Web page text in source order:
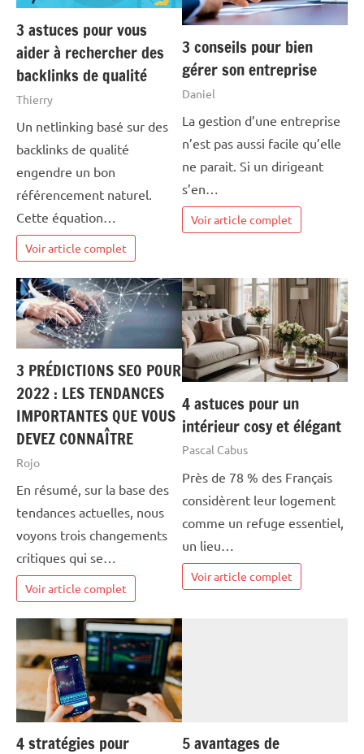
3 astuces pour vous
aider à rechercher des
backlinks de qualité
Thierry
Un netlinking basé sur des
backlinks de qualité
engendre un bon
référencement naturel.
Cette équation…
Voir article complet
3 conseils pour bien
gérer son entreprise
Daniel
La gestion d’une entreprise
n’est pas aussi facile qu’elle
ne parait. Si un dirigeant
s’en…
Voir article complet
3 PRÉDICTIONS SEO POUR
2022 : LES TENDANCES
IMPORTANTES QUE VOUS
DEVEZ CONNAÎTRE
Rojo
En résumé, sur la base des
tendances actuelles, nous
voyons trois changements
critiques qui se…
Voir article complet
4 astuces pour un
intérieur cosy et élégant
Pascal Cabus
Près de 78 % des Français
considèrent leur logement
comme un refuge essentiel,
un lieu…
Voir article complet
4 stratégies pour 5 avantages de